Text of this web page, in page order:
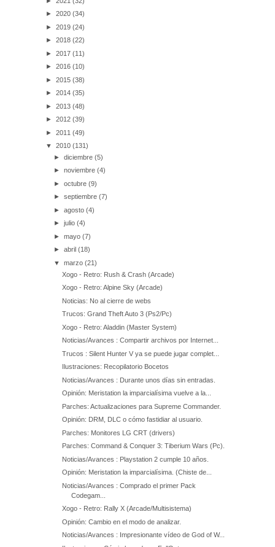
► 2020 (34)
► 2019 (24)
► 2018 (22)
► 2017 (11)
► 2016 (10)
► 2015 (38)
► 2014 (35)
► 2013 (48)
► 2012 (39)
► 2011 (49)
▼ 2010 (131)
►diciembre(5)
►noviembre(4)
►octubre(9)
►septiembre(7)
►agosto(4)
►julio(4)
►mayo(7)
►abril(18)
▼marzo(21)
Xogo - Retro: Rush & Crash (Arcade)
Xogo - Retro: Alpine Sky (Arcade)
Noticias: No al cierre de webs
Trucos: Grand Theft Auto 3 (Ps2/Pc)
Xogo - Retro: Aladdin (Master System)
Noticias/Avances : Compartir archivos por Internet...
Trucos : Silent Hunter V ya se puede jugar complet...
Ilustraciones: Recopilatorio Bocetos
Noticias/Avances : Durante unos días sin entradas.
Opinión: Meristation la imparcialísima vuelve a la...
Parches: Actualizaciones para Supreme Commander.
Opinión: DRM, DLC o cómo fastidiar al usuario.
Parches: Monitores LG CRT (drivers)
Parches: Command & Conquer 3: Tiberium Wars (Pc).
Noticias/Avances : Playstation 2 cumple 10 años.
Opinión: Meristation la imparcialísima. (Chiste de...
Noticias/Avances : Comprado el primer Pack
Codegam...
Xogo - Retro: Rally X (Arcade/Multisistema)
Opinión: Cambio en el modo de analizar.
Noticias/Avances : Impresionante vídeo de God of W...